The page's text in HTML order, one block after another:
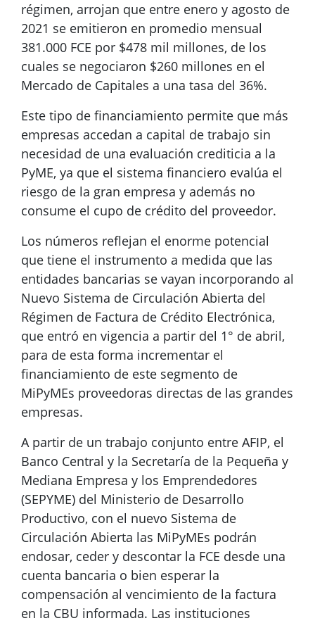
régimen, arrojan que entre enero y agosto de
2021 se emitieron en promedio mensual
381.000 FCE por $478 mil millones, de los
cuales se negociaron $260 millones en el
Mercado de Capitales a una tasa del 36%.
Este tipo de financiamiento permite que más
empresas accedan a capital de trabajo sin
necesidad de una evaluación crediticia a la
PyME, ya que el sistema financiero evalúa el
riesgo de la gran empresa y además no
consume el cupo de crédito del proveedor.
Los números reflejan el enorme potencial
que tiene el instrumento a medida que las
entidades bancarias se vayan incorporando al
Nuevo Sistema de Circulación Abierta del
Régimen de Factura de Crédito Electrónica,
que entró en vigencia a partir del 1° de abril,
para de esta forma incrementar el
financiamiento de este segmento de
MiPyMEs proveedoras directas de las grandes
empresas.
A partir de un trabajo conjunto entre AFIP, el
Banco Central y la Secretaría de la Pequeña y
Mediana Empresa y los Emprendedores
(SEPYME) del Ministerio de Desarrollo
Productivo, con el nuevo Sistema de
Circulación Abierta las MiPyMEs podrán
endosar, ceder y descontar la FCE desde una
cuenta bancaria o bien esperar la
compensación al vencimiento de la factura
en la CBU informada. Las instituciones